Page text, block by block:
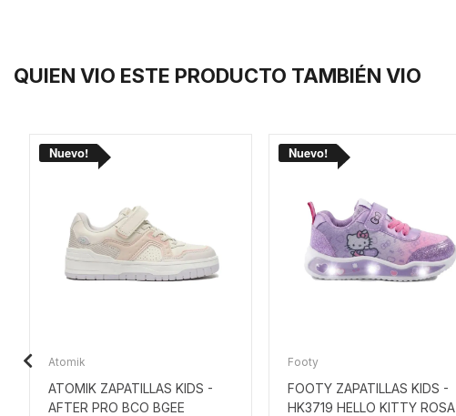
QUIEN VIO ESTE PRODUCTO TAMBIÉN VIO
Atomik
ATOMIK ZAPATILLAS KIDS -
AFTER PRO BCO BGEE
Footy
FOOTY ZAPATILLAS KIDS -
HK3719 HELLO KITTY ROSA